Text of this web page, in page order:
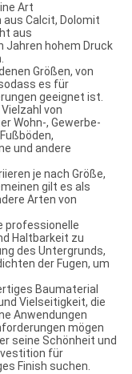
Art
Calcit, Dolomit
aus
Jahren hohem Druck
Größen, von
es für
geeignet ist.
von
Wohn-, Gewerbe-
und andere
je nach Größe,
gilt es als
Arten von
professionelle
Haltbarkeit zu
des Untergrunds,
der Fugen, um
Baumaterial
Vielseitigkeit, die
Anwendungen
mögen
seine Schönheit und
für
Finish suchen.